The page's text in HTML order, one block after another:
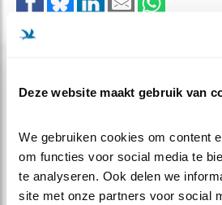
Deze website maakt gebruik van
We gebruiken cookies om content
om functies voor social media te
te analyseren. Ook delen we
site met onze partners voor social